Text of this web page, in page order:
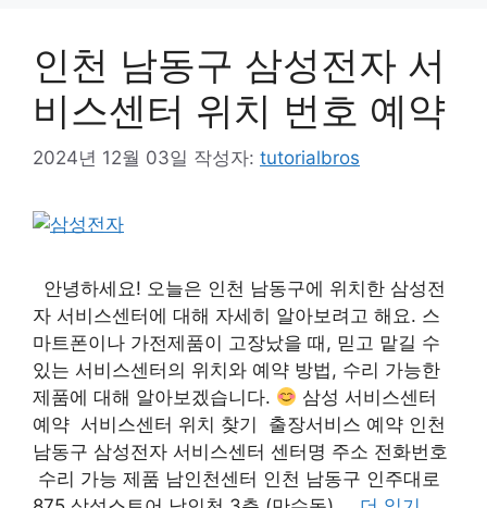
인천 남동구 삼성전자 서
비스센터 위치 번호 예약
2024년 12월 03일 작성자: tutorialbros
안녕하세요! 오늘은 인천 남동구에 위치한 삼성전
자 서비스센터에 대해 자세히 알아보려고 해요. 스
마트폰이나 가전제품이 고장났을 때, 믿고 맡길 수
있는 서비스센터의 위치와 예약 방법, 수리 가능한
제품에 대해 알아보겠습니다.
삼성 서비스센터
예약 서비스센터 위치 찾기 출장서비스 예약 인천
남동구 삼성전자 서비스센터 센터명 주소 전화번호
수리 가능 제품 남인천센터 인천 남동구 인주대로